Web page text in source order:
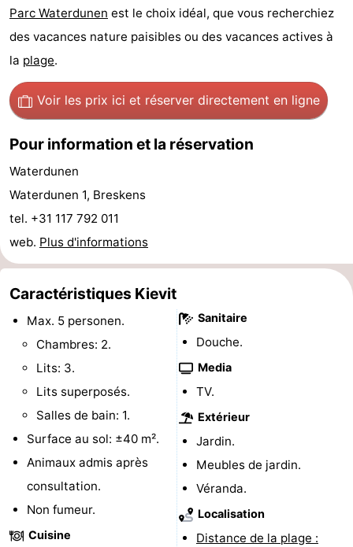
jeux
de
jeux
Bowling
-
Parcours
mini-
golf
Centres
bien-
être
&
villes
Nature
Sports
Piscines
-
du
vélo
Randonnée
-
Équitation
-
Terrains
de
golf
Surfen
Peche
Sportive
Equitation
Glossopètre
Observation
des
Boire
Parc Waterdunen est le choix idéal, que vous recherchiez
des vacances nature paisibles ou des vacances actives à
la plage.
Voir les prix ici et réserver directement en ligne
Pour information et la réservation
Waterdunen
Waterdunen 1, Breskens
tel. +31 117 792 011
web. Plus d'informations
Caractéristiques Kievit
Max. 5 personen.
Chambres: 2.
Lits: 3.
Lits superposés.
Salles de bain: 1.
Surface au sol: ±40 m².
Animaux admis après
consultation.
Non fumeur.
Cuisine
Sanitaire
Douche.
Media
TV.
Extérieur
Jardin.
Meubles de jardin.
Véranda.
Localisation
Distance de la plage :